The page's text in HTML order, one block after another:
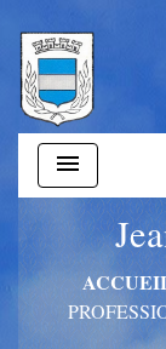
menu